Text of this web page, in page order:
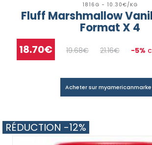
1816G - 10.30€/KG
Fluff Marshmallow
Format X 4
18.70€ 19.68€ 21.16€ -5%
Acheter sur
RÉDUCTION -12%